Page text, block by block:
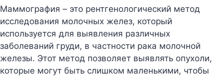
Маммография – это рентгенологический метод
исследования молочных желез, который
используется для выявления различных
заболеваний груди, в частности рака молочной
железы. Этот метод позволяет выявлять опухоли,
которые могут быть слишком маленькими, чтобы